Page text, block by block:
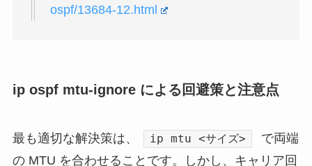
ospf/13684-12.html
ip ospf mtu-ignore による回避策と注意点
最も適切な解決策は、 ip mtu <サイズ>
で両端
の MTU を合わせることです。しかし、キャリア回